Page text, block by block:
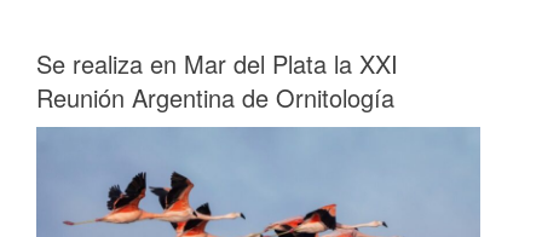
Se realiza en Mar del Plata la XXI
Reunión Argentina de Ornitología